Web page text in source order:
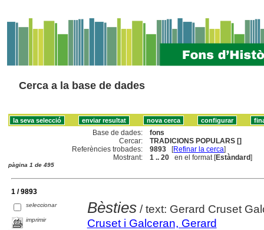
Cerca a la base de dades
Base de dades:
fons
Cercar:
TRADICIONS POPULARS []
Referències trobades:
9893 [Refinar la cerca]
Mostrant:
1 .. 20 en el format [Estàndard]
pàgina 1 de 495
1 / 9893
seleccionar
imprimir
Bèsties/ text: Gerard Cruset
Cruset i Galceran, Gerard